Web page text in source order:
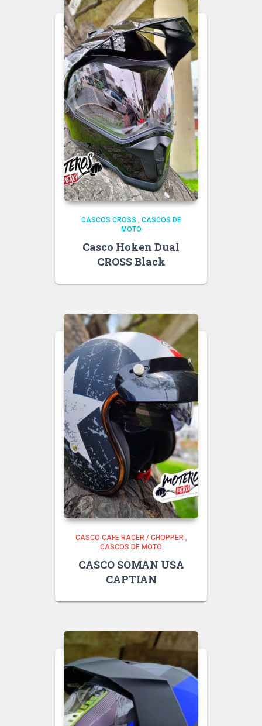
CASCOS CROSS , CASCOS DE
MOTO
Casco Hoken Dual
CROSS Black
CASCO CAFE RACER / CHOPPER,
CASCOS DE MOTO
CASCO SOMAN USA
CAPTIAN